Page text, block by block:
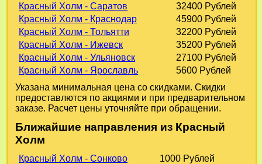
Красный Холм - Саратов
32400 Рублей
Красный Холм - Краснодар
45900 Рублей
Красный Холм - Тольятти
32200 Рублей
Красный Холм - Ижевск
35200 Рублей
Красный Холм - Ульяновск
27100 Рублей
Красный Холм - Ярославль
5600 Рублей
Указана минимальная цена со скидками. Скидки
предоставлются по акциями и при предварительном
заказе. Расчет цены уточняйте при обращении.
Ближайшие направления из Красный
Холм
Красный Холм - Сонково
1000 Рублей